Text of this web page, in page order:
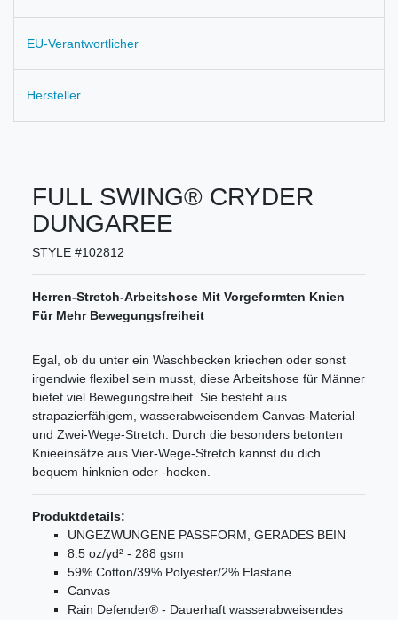
EU-Verantwortlicher
Hersteller
FULL SWING® CRYDER
DUNGAREE
STYLE #102812
Herren-Stretch-Arbeitshose Mit Vorgeformten Knien
Für Mehr Bewegungsfreiheit
Egal, ob du unter ein Waschbecken kriechen oder sonst
irgendwie flexibel sein musst, diese Arbeitshose für Männer
bietet viel Bewegungsfreiheit. Sie besteht aus
strapazierfähigem, wasserabweisendem Canvas-Material
und Zwei-Wege-Stretch. Durch die besonders betonten
Knieeinsätze aus Vier-Wege-Stretch kannst du dich
bequem hinknien oder -hocken.
Produktdetails:
UNGEZWUNGENE PASSFORM, GERADES BEIN
8.5 oz/yd² - 288 gsm
59% Cotton/39% Polyester/2% Elastane
Canvas
Rain Defender® - Dauerhaft wasserabweisendes